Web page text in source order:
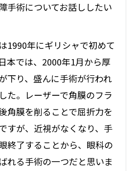
手術についてお話ししたい
1990年にギリシャで初めて
本では、2000年1月から厚
下り、盛んに手術が行われ
た。レーザーで角膜のフラ
角膜を削ることで屈折力を
すが、近視がなくなり、手
終了することから、眼科の
れる手術の一つだと思いま